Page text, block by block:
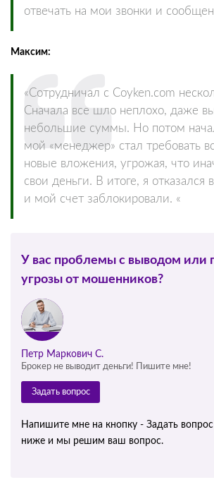
отвечать на мои звонки и
Максим:
«Сотрудничал с Coyken.com
Сначала все шло неплохо, даже
небольшие суммы. Но потом
мой «менеджер» стал требовать
новые вложения, угрожая, что
свои деньги. В итоге, я отказался
и мой счет заблокировали. «
У вас проблемы с выводом или
угрозы от мошенников?
Петр Маркович С.
Брокер не выводит деньги! Пишите мне!
Задать вопрос
Напишите мне на кнопку - Задать
ниже и мы решим ваш вопрос.